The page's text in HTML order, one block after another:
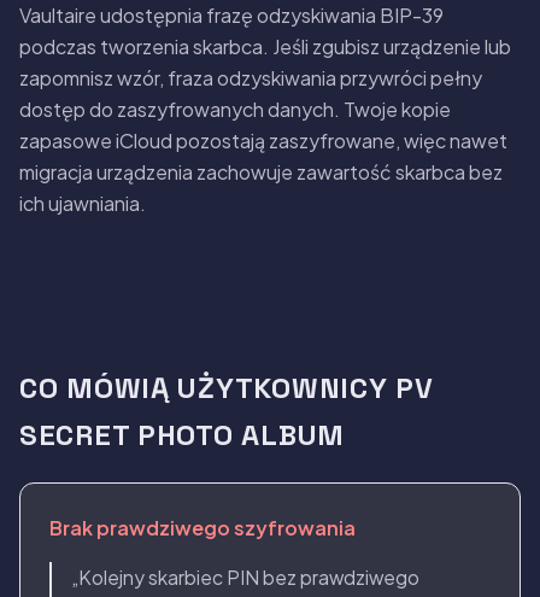
Vaultaire udostępnia frazę odzyskiwania BIP-39
podczas tworzenia skarbca. Jeśli zgubisz urządzenie lub
zapomnisz wzór, fraza odzyskiwania przywróci pełny
dostęp do zaszyfrowanych danych. Twoje kopie
zapasowe iCloud pozostają zaszyfrowane, więc nawet
migracja urządzenia zachowuje zawartość skarbca bez
ich ujawniania.
CO MÓWIĄ UŻYTKOWNICY PV
SECRET PHOTO ALBUM
Brak prawdziwego szyfrowania
„Kolejny skarbiec PIN bez prawdziwego